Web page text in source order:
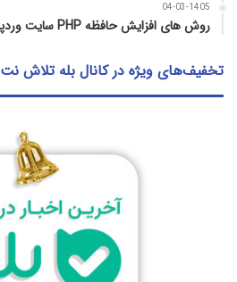
04-03-1405
روش‌ های افزایش حافظه PHP سایت وردپرسی
تخفیف‌های ویژه در کانال بله تلاش نت